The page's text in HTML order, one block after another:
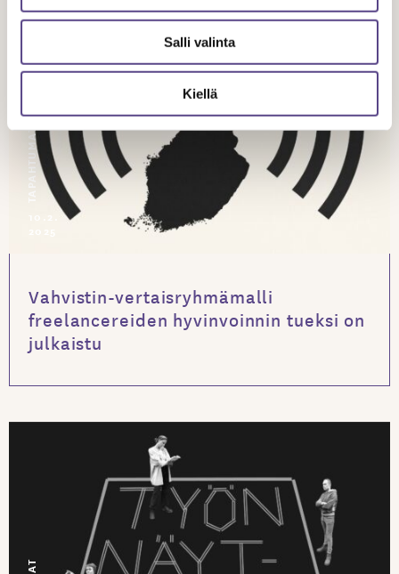
Salli valinta
Kiellä
TAPAHTUMAT
10.2.
Vahvistin-vertaisryhmämalli
freelancereiden hyvinvoinnin tueksi on
julkaistu